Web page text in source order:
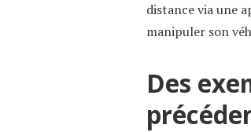
distance via une
manipuler son
Des